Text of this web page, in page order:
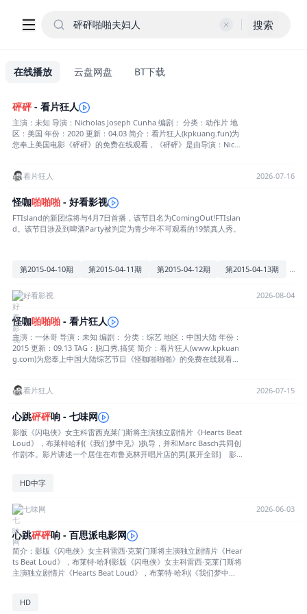
搜索
在线播放 云盘网盘 BT下载
砰砰 - 看片狂人
主演：未知 导演：Nicholas Joseph Cunha 编剧： 分类：动作片 地
区：美国 年份：2020 更新：04.03 简介：看片狂人(kpkuang.fun)为
您奉上美国电影《砰砰》的免费在线观看，《砰砰》是由导演：Nich
评信息及最新播放源。以下是剧情简介：当五名青少年决定抢劫一家
看片狂人 2026-07-16
怪咖啪啪啪 - 好看影视
FTIsland的新团综将与4月7日首播，该节目名为ComingOut!FTIslan
d。该节目涉及到啤酒Party被判定为青少年不可观看的19禁真人秀。
第2015-04-10期 第2015-04-11期 第2015-04-12期 第2015-04-13期 ...
好看影视 2026-08-04
怪咖啪啪啪 - 看片狂人
主演：一休哥 导演：未知 编剧： 分类：综艺 地区：中国大陆 年份：
2015 更新：09.13 TAG：脱口秀,搞笑 简介：看片狂人(www.kpkuan
g.com)为您奉上中国大陆综艺节目《怪咖啪啪啪》的免费在线观看，
时添加或更新本片（剧）的影评信息及最新播放源。以下是剧情简
sland。该节目涉及到啤酒Party被判定为青少年不可观看的19禁真人
秀。
看片狂人 2026-07-15
心跳砰砰响 - 七味网
影版《闪电侠》女主科雷西克莱门斯将主演独立剧情片《Hearts Beat
Loud》，布莱特哈利(《我们梦中见》)执导，并和Marc Basch共同创
作剧本。影片讲述一个居住在布鲁克林开唱片店的男[展开全部] 影
作剧本。影片讲述一个居住在布鲁克林开唱片店的男人，在女儿即将
局面。今秋开拍。[收起部分]
HD中字
七味网 2026-06-03
心跳砰砰响 - 百思派电影网
简介：影版《闪电侠》女主科雷西·克莱门斯将主演独立剧情片《Hear
ts Beat Loud》，布莱特·哈利影版《闪电侠》女主科雷西·克莱门斯将
主演独立剧情片《Hearts Beat Loud》，布莱特·哈利(《我们梦中
面临着同时失去唱片店和女儿的两难局面。今秋开拍。详情
HD